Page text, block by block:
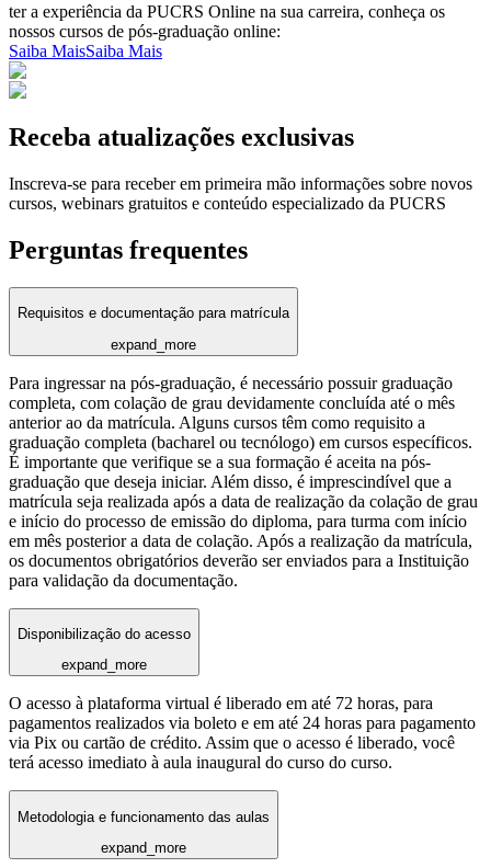
ter a experiência da PUCRS Online na sua carreira, conheça os
nossos cursos de pós-graduação online:
Saiba MaisSaiba Mais
Receba atualizações exclusivas
Inscreva-se para receber em primeira mão informações sobre novos
cursos, webinars gratuitos e conteúdo especializado da PUCRS
Perguntas frequentes
Requisitos e documentação para matrícula
expand_more
Para ingressar na pós-graduação, é necessário possuir graduação
completa, com colação de grau devidamente concluída até o mês
anterior ao da matrícula. Alguns cursos têm como requisito a
graduação completa (bacharel ou tecnólogo) em cursos específicos.
É importante que verifique se a sua formação é aceita na pós-
graduação que deseja iniciar. Além disso, é imprescindível que a
matrícula seja realizada após a data de realização da colação de grau
e início do processo de emissão do diploma, para turma com início
em mês posterior a data de colação. Após a realização da matrícula,
os documentos obrigatórios deverão ser enviados para a Instituição
para validação da documentação.
Disponibilização do acesso
expand_more
O acesso à plataforma virtual é liberado em até 72 horas, para
pagamentos realizados via boleto e em até 24 horas para pagamento
via Pix ou cartão de crédito. Assim que o acesso é liberado, você
terá acesso imediato à aula inaugural do curso do curso.
Metodologia e funcionamento das aulas
expand_more